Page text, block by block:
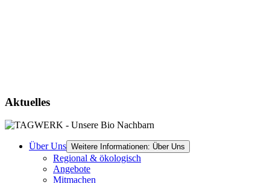
Aktuelles
Über Uns Weitere Informationen: Über Uns
Regional & ökologisch
Angebote
Mitmachen